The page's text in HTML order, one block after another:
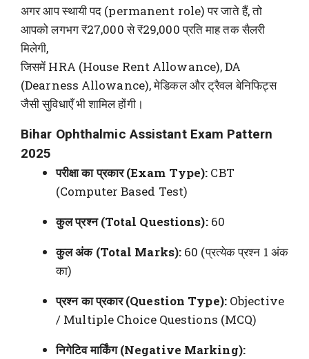
अगर आप स्थायी पद (permanent role) पर जाते हैं, तो
आपको लगभग ₹27,000 से ₹29,000 प्रति माह तक सैलरी
मिलेगी,
जिसमें HRA (House Rent Allowance), DA
(Dearness Allowance), मेडिकल और ट्रैवल बेनिफिट्स
जैसी सुविधाएँ भी शामिल होंगी।
Bihar Ophthalmic Assistant Exam Pattern
2025
परीक्षा का प्रकार (Exam Type): CBT
(Computer Based Test)
कुल प्रश्न (Total Questions):60
कुल अंक (Total Marks): 60 (प्रत्येक प्रश्न 1 अंक
का)
प्रश्न का प्रकार (Question Type):Objective
/ Multiple Choice Questions (MCQ)
निगेटिव मार्किंग (Negative Marking):